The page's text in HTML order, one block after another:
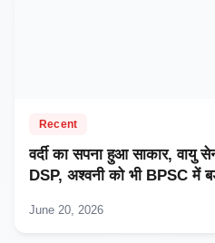
Recent
वर्दी का सपना हुआ साकार, वायु
DSP, अश्वनी को भी BPSC में
June 20, 2026